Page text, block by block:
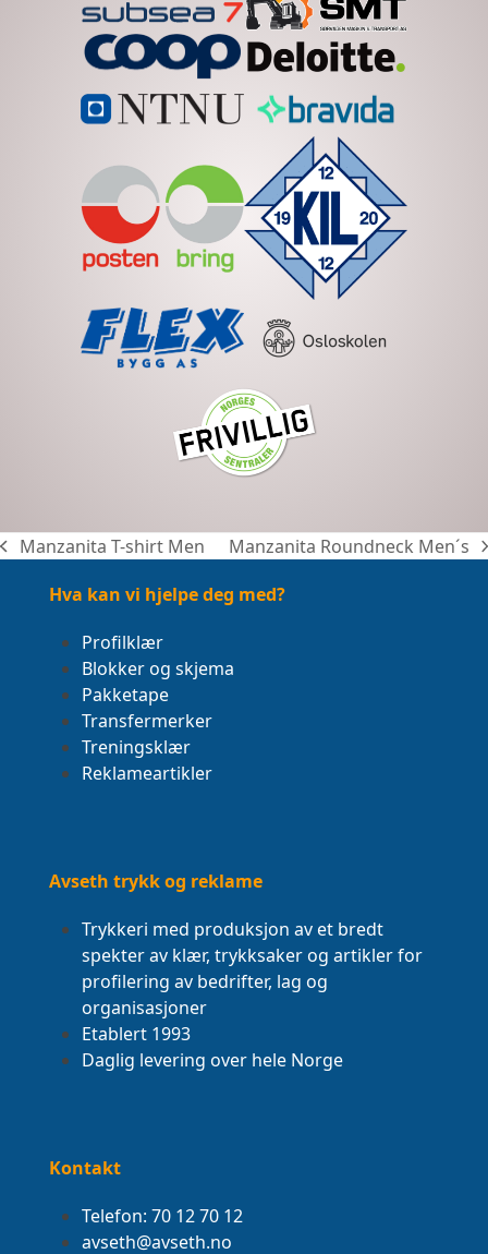
previous
Manzanita T-shirt Men
next
Manzanita Roundneck Men´s
Hva kan vi hjelpe deg med?
Profilklær
Blokker og skjema
Pakketape
Transfermerker
Treningsklær
Reklameartikler
Avseth trykk og reklame
Trykkeri med produksjon av et bredt
spekter av klær, trykksaker og artikler for
profilering av bedrifter, lag og
organisasjoner
Etablert 1993
Daglig levering over hele Norge
Kontakt
Telefon: 70 12 70 12
avseth@avseth.no